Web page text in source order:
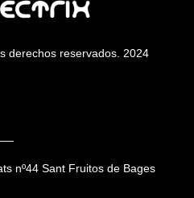
derechos reservados. 2024
nº44 Sant Fruitos de Bages